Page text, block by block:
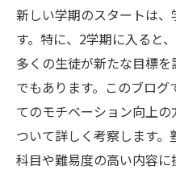
新しい学期のスタートは
す。特に、2学期に入ると
多くの生徒が新たな目標
でもあります。このブロ
てのモチベーション向上
ついて詳しく考察します
科目や難易度の高い内容